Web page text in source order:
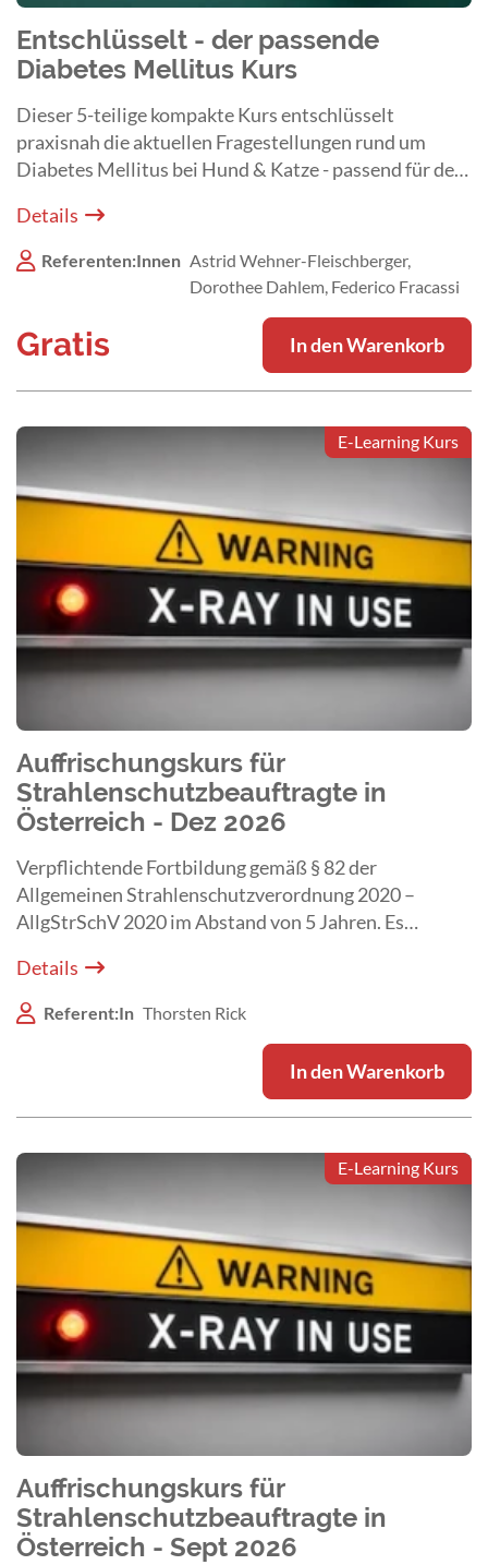
Entschlüsselt - der passende
Diabetes Mellitus Kurs
Dieser 5-teilige kompakte Kurs entschlüsselt
praxisnah die aktuellen Fragestellungen rund um
Diabetes Mellitus bei Hund & Katze - passend für den
Details
Referenten:Innen Astrid Wehner-Fleischberger,
Dorothee Dahlem, Federico Fracassi
Gratis In den Warenkorb
E-Learning Kurs
Auffrischungskurs für
Strahlenschutzbeauftragte in
Österreich - Dez 2026
Verpflichtende Fortbildung gemäß § 82 der
Allgemeinen Strahlenschutzverordnung 2020 –
AllgStrSchV 2020 im Abstand von 5 Jahren. Es
17. Dezember 2026.
Details
Referent:In Thorsten Rick
In den Warenkorb
E-Learning Kurs
Auffrischungskurs für
Strahlenschutzbeauftragte in
Österreich - Sept 2026